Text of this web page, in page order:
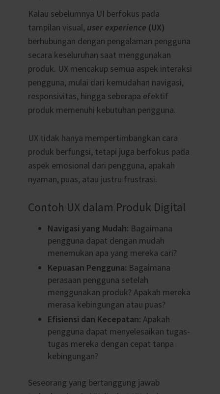
Kalau sebelumnya UI berfokus pada
tampilan visual, user experience (UX)
berhubungan dengan pengalaman pengguna
secara keseluruhan saat menggunakan
produk. UX mencakup semua aspek interaksi
pengguna, mulai dari kemudahan navigasi,
responsivitas, hingga seberapa efektif
produk memenuhi kebutuhan pengguna.
UX tidak hanya mempertimbangkan cara
produk berfungsi, tetapi juga berfokus pada
aspek emosional dari pengguna, apakah
nyaman, puas, atau justru frustrasi.
Contoh UX dalam Produk Digital
Navigasi yang Mudah: Bagaimana
pengguna dapat dengan mudah
menemukan apa yang mereka cari?
Kepuasan Pengguna: Bagaimana
perasaan pengguna setelah
menggunakan produk? Apakah mereka
merasa kebingungan atau puas?
Efisiensi dan Kecepatan: Apakah
pengguna dapat menyelesaikan tugas-
tugas mereka dengan cepat tanpa
kebingungan?
Seseorang yang bertanggung jawab